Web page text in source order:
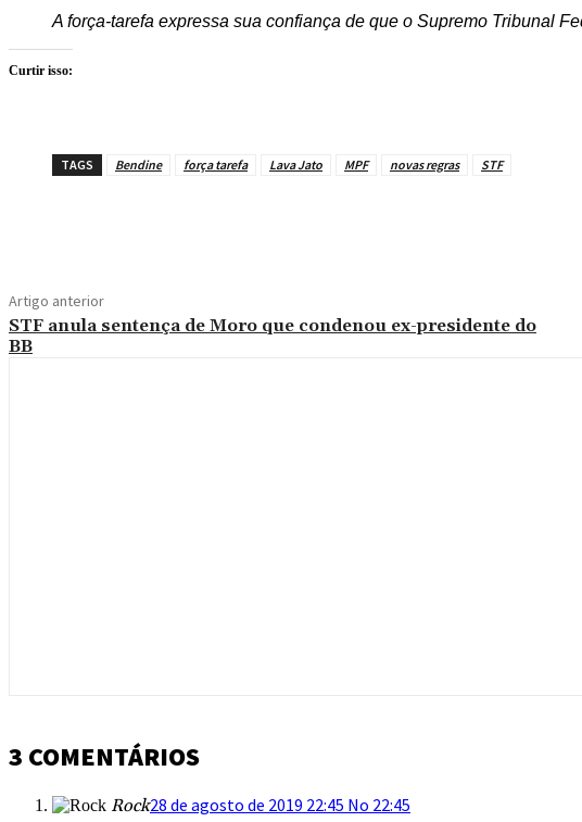
A força-tarefa expressa sua confiança de que o Supremo Tribunal
Curtir isso:
TAGS Bendine força tarefa Lava Jato MPF novas regras STF
Artigo anterior
STF anula sentença de Moro que condenou ex-presidente do
BB
3 COMENTÁRIOS
Rock28 de agosto de 2019 22:45 No 22:45